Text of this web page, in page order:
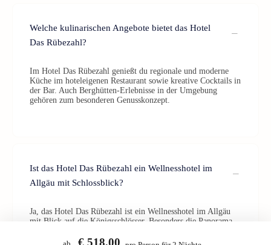
Welche kulinarischen Angebote bietet das Hotel
Das Rübezahl?
Im Hotel Das Rübezahl genießt du regionale und moderne
Küche im hoteleigenen Restaurant sowie kreative Cocktails in
der Bar. Auch Berghütten-Erlebnisse in der Umgebung
gehören zum besonderen Genusskonzept.
Ist das Hotel Das Rübezahl ein Wellnesshotel im
Allgäu mit Schlossblick?
Ja, das Hotel Das Rübezahl ist ein Wellnesshotel im Allgäu
mit Blick auf die Königsschlösser. Besonders die Panorama-
Ausblicke auf die alpine Umgebung.
€ 518,00